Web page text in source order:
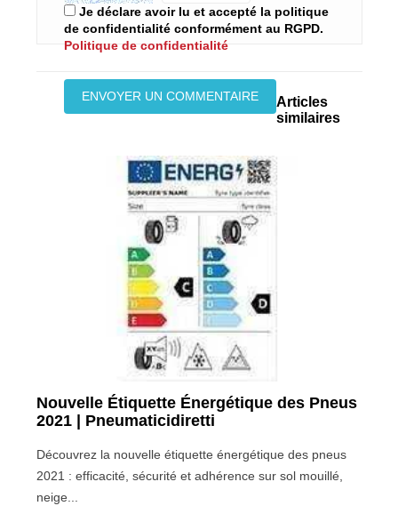
Je déclare avoir lu et accepté la politique
de confidentialité conformément au RGPD.
Politique de confidentialité
Articles
similaires
Nouvelle Étiquette Énergétique des Pneus
2021 | Pneumaticidiretti
Découvrez la nouvelle étiquette énergétique des pneus
2021 : efficacité, sécurité et adhérence sur sol mouillé,
neige...